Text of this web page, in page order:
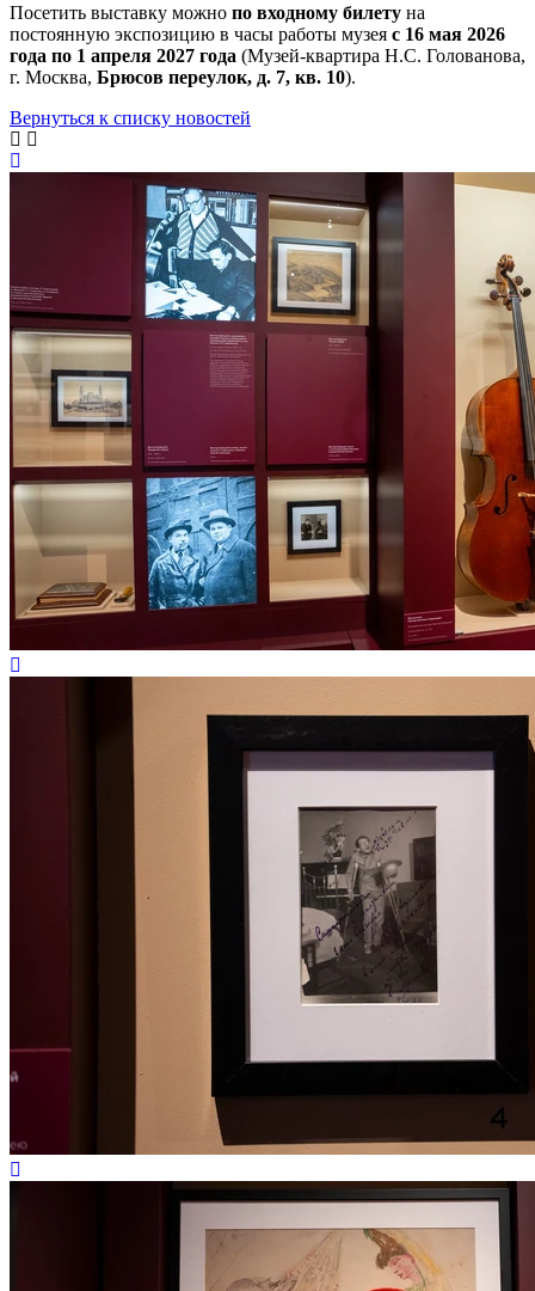
Посетить выставку можно по входному билету на
постоянную экспозицию в часы работы музея с 16 мая 2026
года по 1 апреля 2027 года (Музей-квартира Н.С. Голованова,
г. Москва, Брюсов переулок, д. 7, кв. 10).
Вернуться к списку новостей